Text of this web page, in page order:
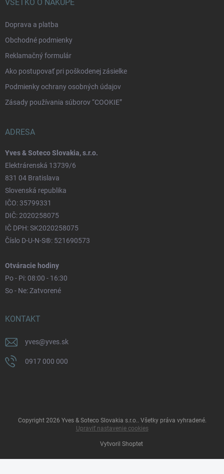
VŠETKO O NÁKUPE
Doprava a platba
Obchodné podmienky
Reklamačný formulár
Ako postupovať pri poškodenej zásielke
Podmienky ochrany osobných údajov
Zásady používania súborov “COOKIE”
ADRESA
Yves & Soteco Slovakia, s.r.o.
Elektrárenská 13739/6
831 04 Bratislava
Slovenská republika
IČO: 35799331
DIČ: 2020258075
IČ DPH: SK2020258075
Číslo D-U-N-S®: 521690573
Otváracie hodiny
Po - Pi: 08:00 - 16:30
So - Ne: Zatvorené
KONTAKT
yves@yves.sk
0917 000 000
Vytvoril Shoptet
Copyright 2026 Yves & Soteco Slovakia s.r.o.. Všetky práva vyhradené.
Upraviť nastavenie cookies